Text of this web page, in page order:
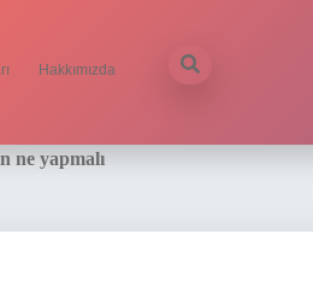
Hakkımızda
ne yapmalı